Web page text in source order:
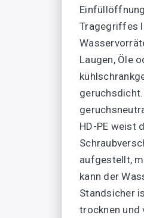
Tragegriffes
Laugen, Öle
HD-PE weist
aufgestellt,
kann der
Standsicher
trocknen und